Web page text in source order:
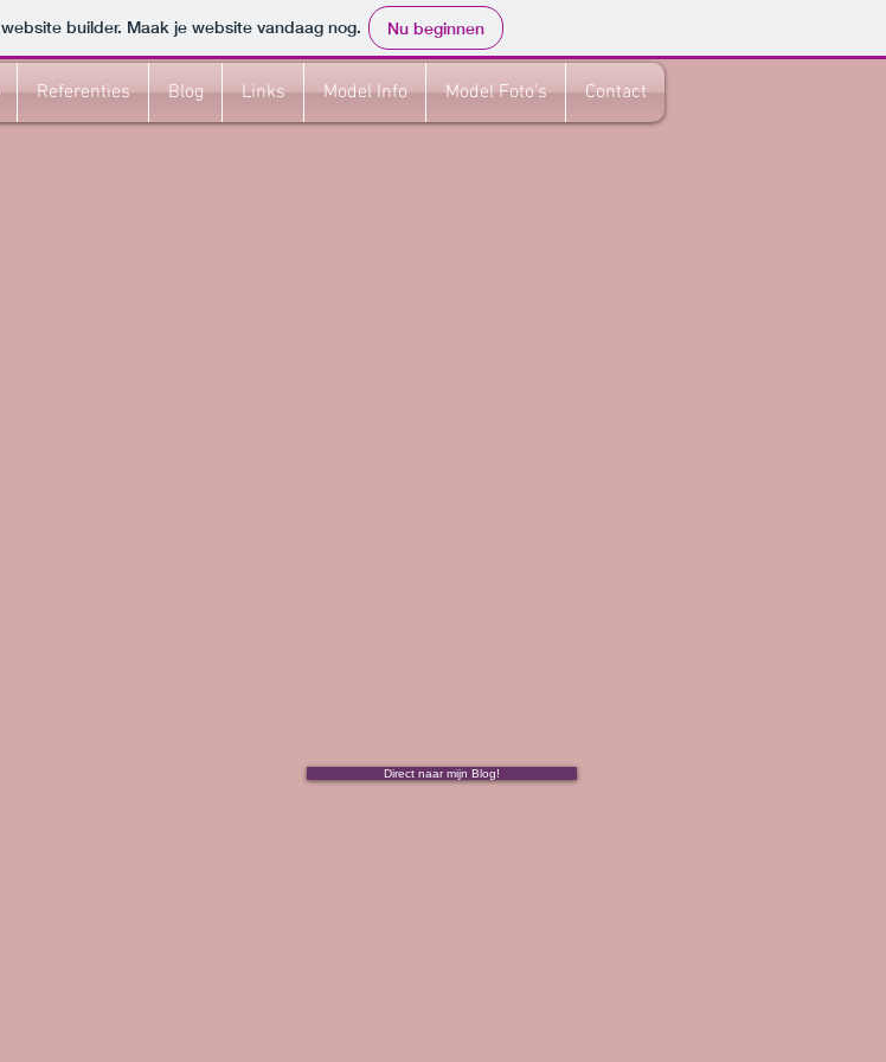
website builder. Maak je website vandaag nog. Nu beginnen
Referenties Blog Links Model Info Model Foto's Contact
Direct naar mijn Blog!